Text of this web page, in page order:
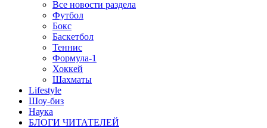
Все новости раздела
Футбол
Бокс
Баскетбол
Теннис
Формула-1
Хоккей
Шахматы
Lifestyle
Шоу-биз
Наука
БЛОГИ ЧИТАТЕЛЕЙ